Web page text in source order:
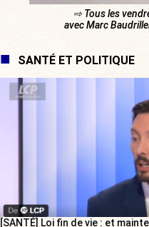
⇨ Tous les
avec Marc
SANTÉ ET POLITIQUE
[SANTÉ] Loi fin de vie : et